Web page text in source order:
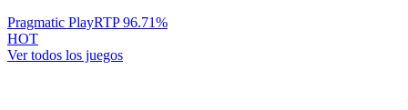
Pragmatic PlayRTP96.71%
HOT
Ver todos los juegos